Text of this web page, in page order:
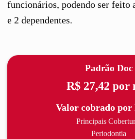
funcionários, podendo ser feito
e 2 dependentes.
Padrão Doc
R$ 27,42 por
Valor cobrado por
Principais
Periodontia